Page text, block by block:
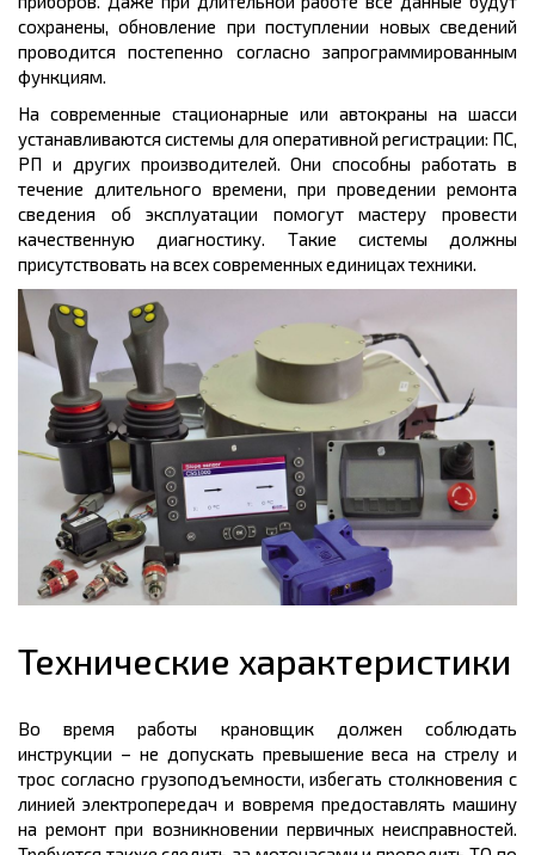
сохранены, обновление при поступлении новых сведений
проводится постепенно согласно запрограммированным
функциям.
На современные стационарные или автокраны на шасси
устанавливаются системы для оперативной регистрации: ПС,
РП и других производителей. Они способны работать в
течение длительного времени, при проведении ремонта
сведения об эксплуатации помогут мастеру провести
качественную диагностику. Такие системы должны
присутствовать на всех современных единицах техники.
Технические характеристики
Во время работы крановщик должен соблюдать
инструкции – не допускать превышение веса на стрелу и
трос согласно грузоподъемности, избегать столкновения с
линией электропередач и вовремя предоставлять машину
на ремонт при возникновении первичных неисправностей.